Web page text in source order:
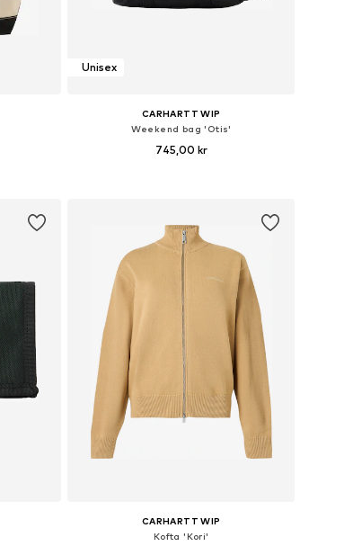
Unisex
CARHARTT WIP
Weekend bag 'Otis'
745,00 kr
CARHARTT WIP
Kofta 'Kori'